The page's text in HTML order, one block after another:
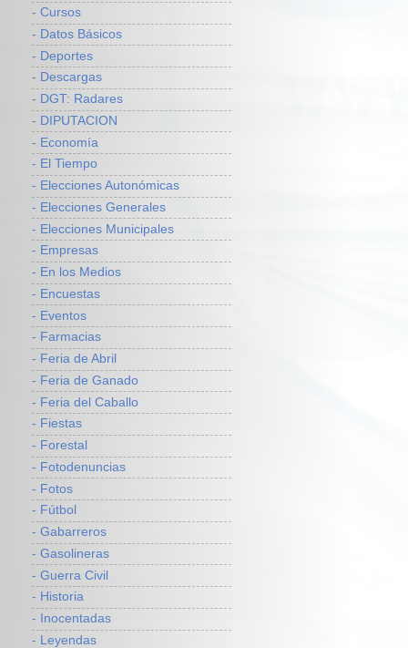
- Cursos
- Datos Básicos
- Deportes
- Descargas
- DGT: Radares
- DIPUTACION
- Economía
- El Tiempo
- Elecciones Autonómicas
- Elecciones Generales
- Elecciones Municipales
- Empresas
- En los Medios
- Encuestas
- Eventos
- Farmacias
- Feria de Abril
- Feria de Ganado
- Feria del Caballo
- Fiestas
- Forestal
- Fotodenuncias
- Fotos
- Fútbol
- Gabarreros
- Gasolineras
- Guerra Civil
- Historia
- Inocentadas
- Leyendas